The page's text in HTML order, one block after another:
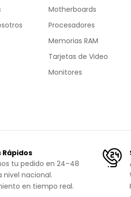
Motherboards
Procesadores
Memorias RAM
Tarjetas de Video
Monitores
Rápidos
tu pedido en 24–48
nivel nacional.
en tiempo real.